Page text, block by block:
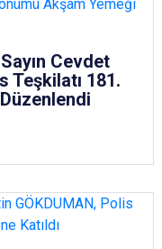
Cevdet
Teşkilatı 181.